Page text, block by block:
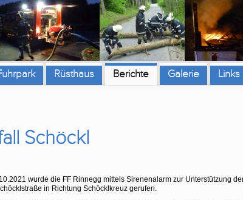
Rüsthaus Berichte Galerie Links
Schöckl
wurde die FF Rinnegg mittels Sirenenalarm zur Unterstützung
in Richtung Schöcklkreuz gerufen.